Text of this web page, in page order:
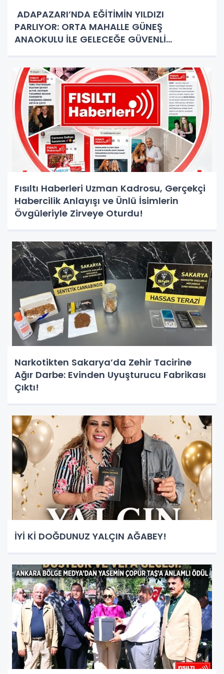
ADAPAZARI’NDA EĞİTİMİN YILDIZI
PARLIYOR: ORTA MAHALLE GÜNEŞ
ANAOKULU İLE GELECEĞE GÜVENLİ
Fısıltı Haberleri Uzman Kadrosu, Gerçekçi
Habercilik Anlayışı ve Ünlü İsimlerin
Övgüleriyle Zirveye Oturdu!
Narkotikten Sakarya’da Zehir Tacirine
Ağır Darbe: Evinden Uyuşturucu Fabrikası
Çıktı!
İYİ Kİ DOĞDUNUZ YALÇIN AĞABEY!